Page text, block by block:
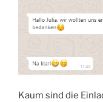
Kaum sind die